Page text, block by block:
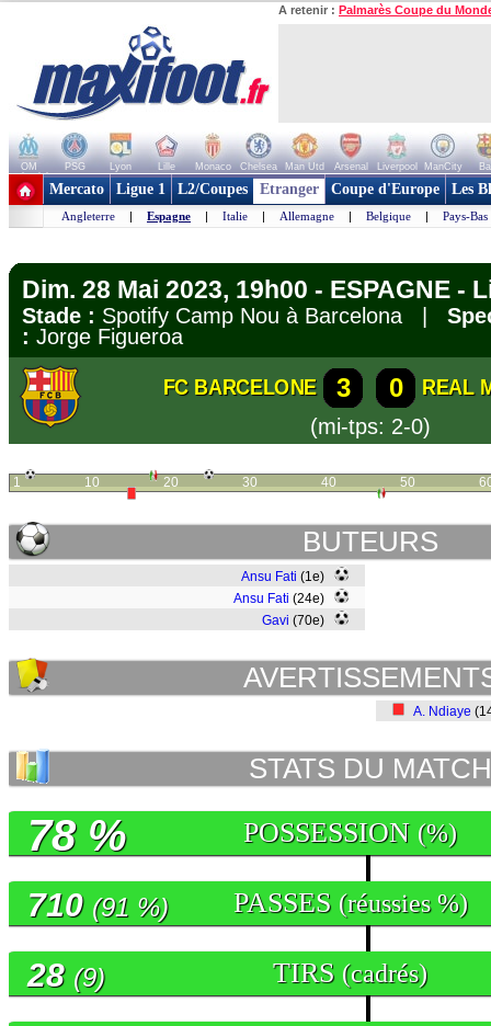
A retenir : Palmarès Coupe du
OM PSG Lyon Lille Monaco Chelsea Man Utd Arsenal Liverpool ManCity
+ de clubs
Mercato Ligue 1 L2/Coupes Etranger Coupe d'Europe Les
Angleterre | Espagne | Italie | Allemagne | Belgique | Pays-Bas
Dim. 28 Mai 2023, 19h00 - ESPAGNE -
Stade : Spotify Camp Nou à Barcelona |
: Jorge Figueroa
FC BARCELONE 3 0
REAL
(mi-tps: 2-0)
1 10 20 30 40 50
BUTEURS
Ansu Fati (1e)
Ansu Fati (24e)
Gavi (70e)
A. Ndiaye
STATS DU MATCH
POSSESSION (%)
78 %
PASSES (réussies %)
710 (91 %)
TIRS (cadrés)
28 (9)